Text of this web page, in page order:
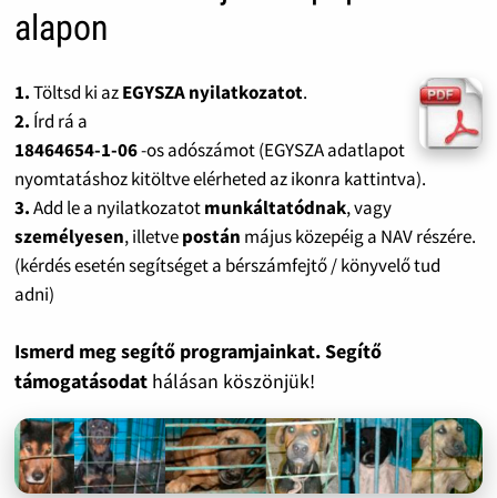
alapon
1.Töltsd ki azEGYSZA nyilatkozatot.
2. Írd rá a
18464654-1-06-os adószámot (EGYSZA adatlapot
nyomtatáshoz kitöltve elérheted az ikonra kattintva).
3.Add le a nyilatkozatotmunkáltatódnak, vagy
személyesen, illetvepostán május közepéig a NAV részére.
(kérdés esetén segítséget a bérszámfejtő / könyvelő tud
adni)
Ismerd meg segítő programjainkat. Segítő
támogatásodat hálásan köszönjük!